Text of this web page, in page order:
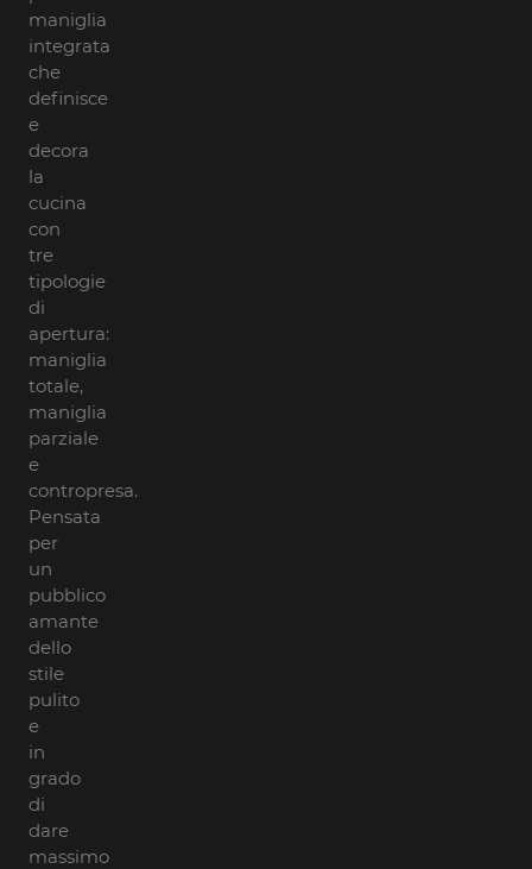
maniglia
integrata
che
definisce
e
decora
la
cucina
con
tre
tipologie
di
apertura:
maniglia
totale,
maniglia
parziale
e
contropresa.
Pensata
per
un
pubblico
amante
dello
stile
pulito
e
in
grado
di
dare
massimo